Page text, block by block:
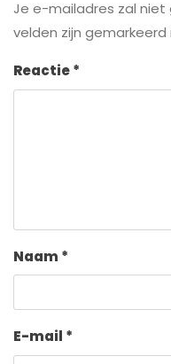
Je e-mailadres zal
velden zijn
Reactie*
Naam *
E-mail *